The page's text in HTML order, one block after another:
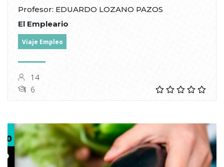
Profesor: EDUARDO LOZANO PAZOS
El Empleario
Viaje Empleo
14
6